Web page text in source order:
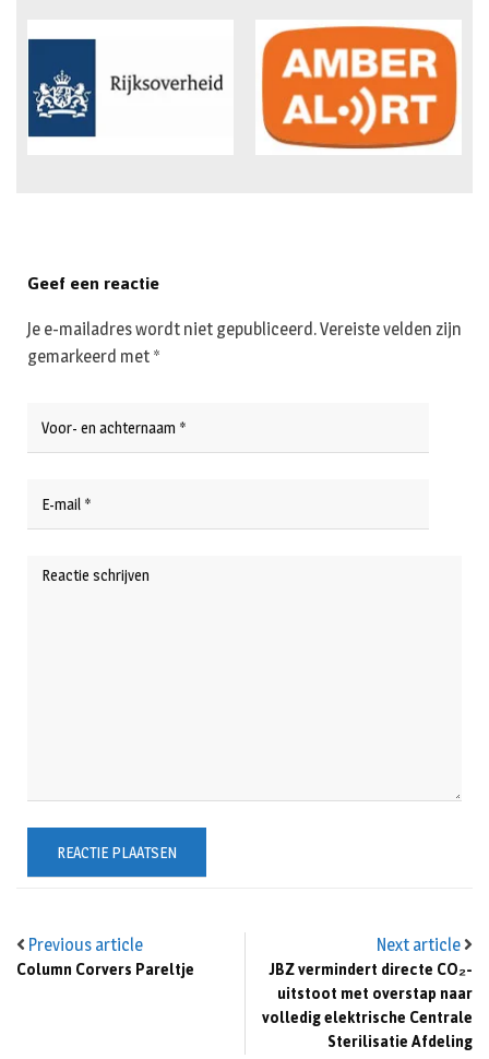
Previous article
Column Corvers Pareltje
Next article
JBZ vermindert directe CO₂-
uitstoot met overstap naar
volledig elektrische Centrale
Sterilisatie Afdeling
Geef een reactie
Je e-mailadres wordt niet gepubliceerd.Vereiste velden zijn
gemarkeerd met *